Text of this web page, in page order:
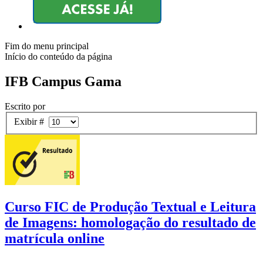
Fim do menu principal
Início do conteúdo da página
IFB Campus Gama
Escrito por
Exibir #
Curso FIC de Produção Textual e Leitura
de Imagens: homologação do resultado de
matrícula online